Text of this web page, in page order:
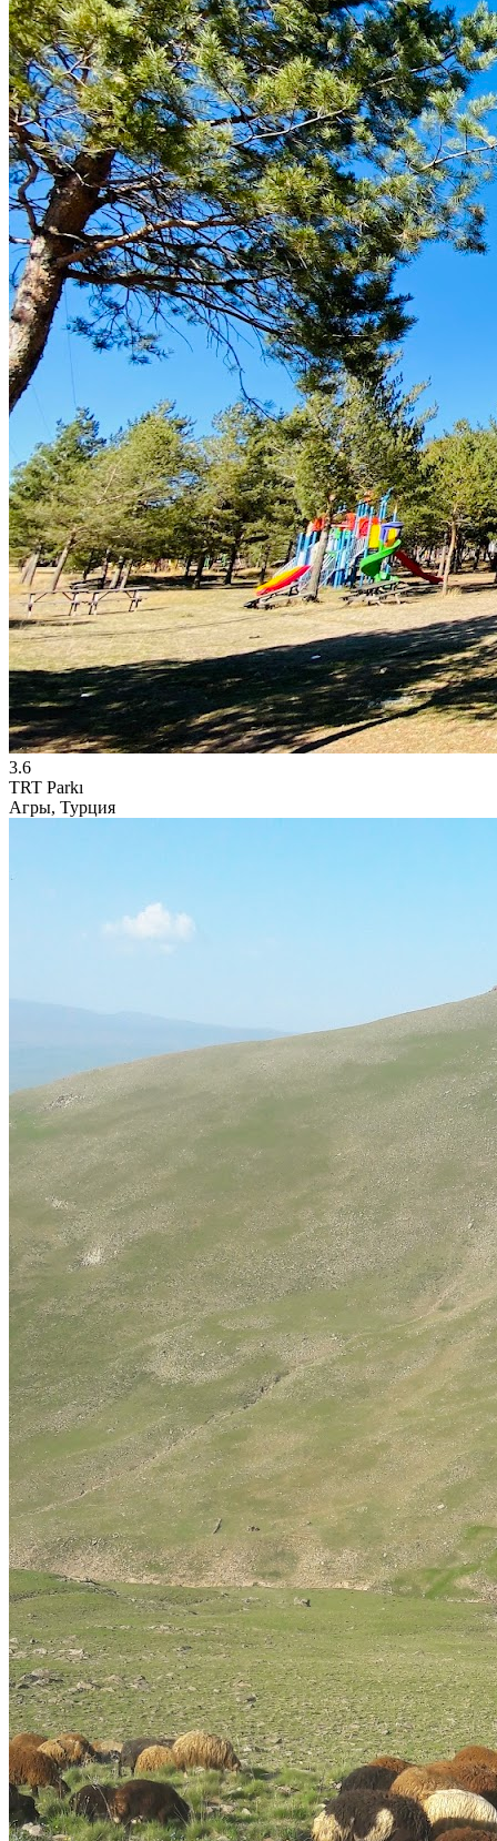
3.6
TRT Parkı
Агры, Турция